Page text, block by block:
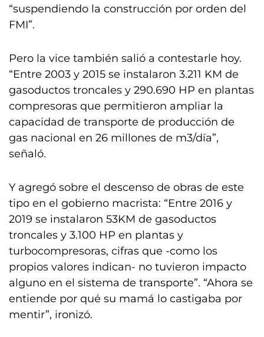
“suspendiendo la construcción por orden del
FMI”.
Pero la vice también salió a contestarle hoy.
“Entre 2003 y 2015 se instalaron 3.211 KM de
gasoductos troncales y 290.690 HP en plantas
compresoras que permitieron ampliar la
capacidad de transporte de producción de
gas nacional en 26 millones de m3/día”,
señaló.
Y agregó sobre el descenso de obras de este
tipo en el gobierno macrista: “Entre 2016 y
2019 se instalaron 53KM de gasoductos
troncales y 3.100 HP en plantas y
turbocompresoras, cifras que -como los
propios valores indican- no tuvieron impacto
alguno en el sistema de transporte”. “Ahora se
entiende por qué su mamá lo castigaba por
mentir”, ironizó.